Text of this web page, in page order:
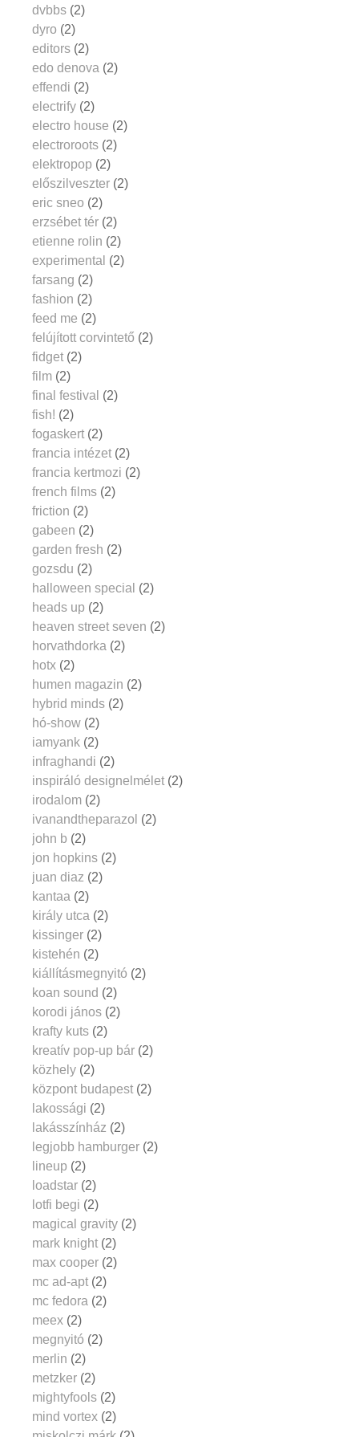
dvbbs (2)
dyro (2)
editors (2)
edo denova (2)
effendi (2)
electrify (2)
electro house (2)
electroroots (2)
elektropop (2)
előszilveszter (2)
eric sneo (2)
erzsébet tér (2)
etienne rolin (2)
experimental (2)
farsang (2)
fashion (2)
feed me (2)
felújított corvintető (2)
fidget (2)
film (2)
final festival (2)
fish! (2)
fogaskert (2)
francia intézet (2)
francia kertmozi (2)
french films (2)
friction (2)
gabeen (2)
garden fresh (2)
gozsdu (2)
halloween special (2)
heads up (2)
heaven street seven (2)
horvathdorka (2)
hotx (2)
humen magazin (2)
hybrid minds (2)
hó-show (2)
iamyank (2)
infraghandi (2)
inspiráló designelmélet (2)
irodalom (2)
ivanandtheparazol (2)
john b (2)
jon hopkins (2)
juan diaz (2)
kantaa (2)
király utca (2)
kissinger (2)
kistehén (2)
kiállításmegnyitó (2)
koan sound (2)
korodi jános (2)
krafty kuts (2)
kreatív pop-up bár (2)
közhely (2)
központ budapest (2)
lakossági (2)
lakásszínház (2)
legjobb hamburger (2)
lineup (2)
loadstar (2)
lotfi begi (2)
magical gravity (2)
mark knight (2)
max cooper (2)
mc ad-apt (2)
mc fedora (2)
meex (2)
megnyitó (2)
merlin (2)
metzker (2)
mightyfools (2)
mind vortex (2)